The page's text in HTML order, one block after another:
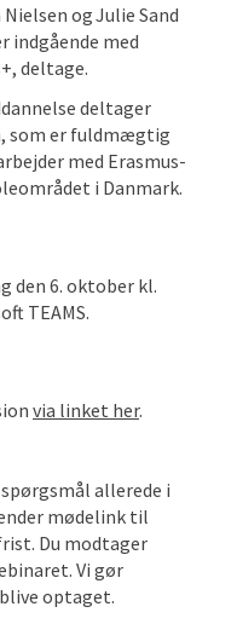
og Julie Sand
indgående med
deltage.
deltager
som er fuldmægtig
med Erasmus-
i Danmark.
den 6. oktober kl.
TEAMS.
via linket her.
allerede i
mødelink til
Du modtager
Vi gør
optaget.